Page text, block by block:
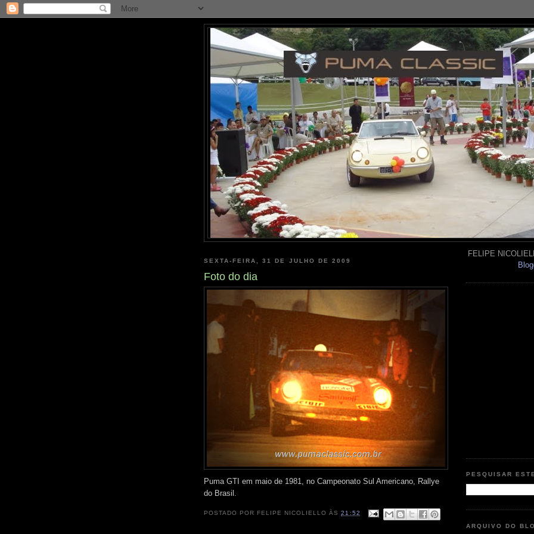
SEXTA-FEIRA, 31 DE JULHO DE 2009
Foto do dia
Puma GTI em maio de 1981, no Campeonato Sul Americano, Rallye
do Brasil.
POSTADO POR FELIPE NICOLIELLO ÀS21:52
FELIPE
PESQUISAR
ARQUIVO DO